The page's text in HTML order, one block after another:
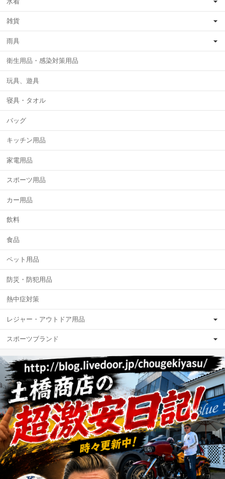
雑貨
雨具
衛生用品・感染対策用品
玩具、遊具
寝具・タオル
バッグ
キッチン用品
家電用品
スポーツ用品
カー用品
飲料
食品
ペット用品
防災・防犯用品
熱中症対策
レジャー・アウトドア用品
スポーツブランド